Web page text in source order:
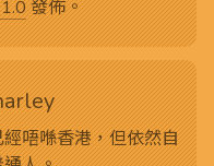
發佈。
唔喺香港，但依然自